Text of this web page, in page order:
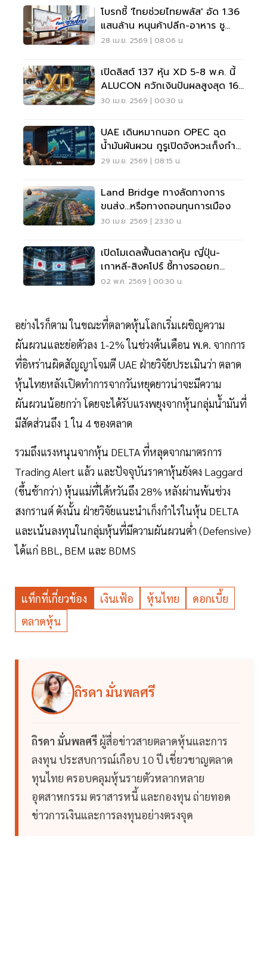
โบรกชี้ 'ไทยช่วยไทยพลัส' อัด 1.36
แสนล้าน หนุนค้าปลีก-อาหาร ชู
CPALL–CBG เด่น
28 เม.ย. 2569 | 08:06 น.
เปิดลิสต์ 137 หุ้น XD 5-8 พ.ค. นี้
ALUCON ควักเงินปันผลสูงสุด 16
บาท
30 เม.ย. 2569 | 00:30 น.
UAE เดินหมากนอก OPEC ฉุด
น้ำมันผันผวน กูรูเปิดจังหวะเก็งกำไร
หุ้นพลังงานระยะสั้น
29 เม.ย. 2569 | 08:15 น.
Land Bridge ทางลัดทางการ
ขนส่ง...หรือทางถอนทุนการเมือง
30 เม.ย. 2569 | 23:30 น.
เปิดโมเดลฟื้นตลาดหุ้น ญี่ปุ่น-
เกาหลี-สิงคโปร์ ชี้ทางรอดยก
เครื่องตลาดทุนไทยทั้งระบบ
02 พ.ค. 2569 | 00:30 น.
อย่างไรก็ตาม ในขณะที่ตลาดหุ้นโลกเริ่มเผชิญความ
ผันผวนและย่อตัวลง 1-2% ในช่วงต้นเดือน พ.ค. จากการ
ที่อิหร่านผิดสัญญาโจมตี UAE ฝ่ายวิจัยประเมินว่า ตลาด
หุ้นไทยหลังเปิดทำการจากวันหยุดยาวน่าจะมีความ
ผันผวนน้อยกว่า โดยจะได้รับแรงพยุงจากหุ้นกลุ่มน้ำมันที่
มีสัดส่วนถึง 1 ใน 4 ของตลาด
รวมถึงแรงหนุนจากหุ้น DELTA ที่หลุดจากมาตรการ
Trading Alert แล้ว และปัจจุบันราคาหุ้นยังคง Laggard
(ขึ้นช้ากว่า) หุ้นแม่ที่ไต้หวันถึง 28% หลังผ่านพ้นช่วง
สงกรานต์ ดังนั้น ฝ่ายวิจัยแนะนำเก็งกำไรในหุ้น DELTA
และเน้นลงทุนในกลุ่มหุ้นที่มีความผันผวนต่ำ (Defensive)
ได้แก่ BBL, BEM และ BDMS
แท็กที่เกี่ยวข้อง เงินเฟ้อ หุ้นไทย
ดอกเบี้ย
ตลาดหุ้น
ถิรดา มั่นพลศรี
ถิรดา มั่นพลศรี ผู้สื่อข่าวสายตลาดหุ้นและการ
ลงทุน ประสบการณ์เกือบ 10 ปี เชี่ยวชาญตลาด
ทุนไทย ครอบคลุมหุ้นรายตัวหลากหลาย
อุตสาหกรรม ตราสารหนี้ และกองทุน ถ่ายทอด
ข่าวการเงินและการลงทุนอย่างตรงจุด